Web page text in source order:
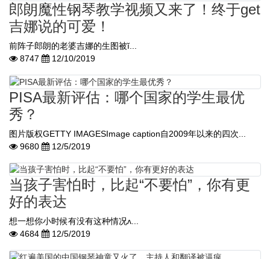
郎朗魔性钢琴教学视频又来了！终于get
吉娜说的可爱！
前阵子郎朗的老婆吉娜的生图被ĭ...
8747
12/10/2019
PISA最新评估：哪个国家的学生最优
秀？
图片版权GETTY IMAGESImage caption自2009年以来的四次...
9680
12/5/2019
当孩子害怕时，比起“不要怕”，你有更
好的表达
想一想你小时候有没有这种情况ʌ...
4684
12/5/2019